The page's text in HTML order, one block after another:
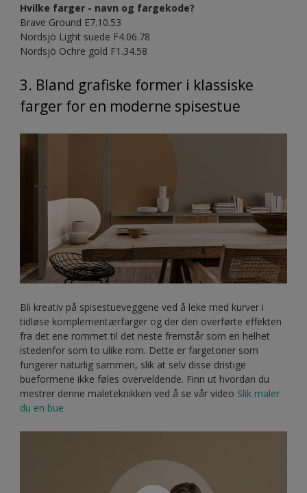
Hvilke farger - navn og fargekode?
Brave Ground E7.10.53
Nordsjö Light suede F4.06.78
Nordsjö Ochre gold F1.34.58
3. Bland grafiske former i klassiske
farger for en moderne spisestue
Bli kreativ på spisestueveggene ved å leke med kurver i
tidløse komplementærfarger og der den overførte effekten
fra det ene rommet til det neste fremstår som en helhet
istedenfor som to ulike rom. Dette er fargetoner som
fungerer naturlig sammen, slik at selv disse dristige
bueformene ikke føles overveldende. Finn ut hvordan du
mestrer denne maleteknikken ved å se vår video Slik maler
du en bue